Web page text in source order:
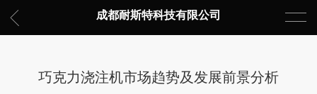
成都耐斯特科技有限公司
巧克力浇注机市场趋势及发展前景分析